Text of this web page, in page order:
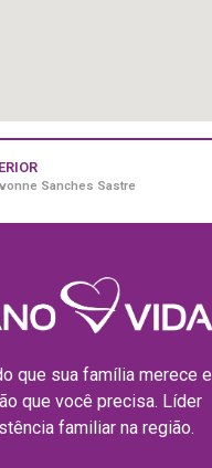
Sanches Sastre
que sua família merece e
que você precisa. Líder
familiar na região.